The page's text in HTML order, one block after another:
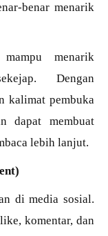
benar menarik
menarik
Dengan
kalimat pembuka
dapat membuat
lebih lanjut.
di media sosial.
komentar, dan